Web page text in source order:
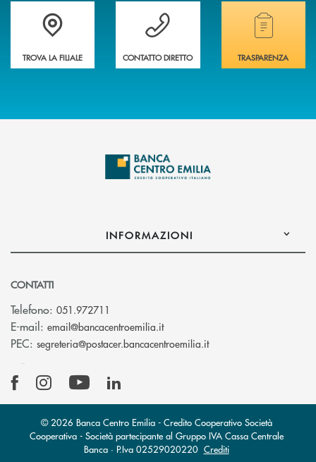
Accedi all' elenco completo delle filiali
TROVA LA FILIALE
Vuoi avere maggiori informazioni sulla
CONTATTO DIRETTO
Hai bisogno di
TRASPARENZA
INFORMAZIONI
CONTATTI
Telefono: 051.972711
E-mail: email@bancacentroemilia.it(si apre l’app di posta
PEC: segreteria@postacer.bancacentroemilia.it(si apre l’app di
© 2026 Banca Centro Emilia - Credito Cooperativo Società
Cooperativa - Società partecipante al Gruppo IVA Cassa Centrale
Banca · P.Iva 02529020220 Crediti